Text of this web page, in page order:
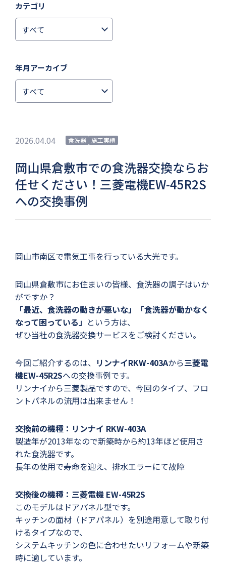
カテゴリ
年月アーカイブ
2026.04.04 食洗器 施工実績
岡山県倉敷市での食洗器交換ならお
任せください！三菱電機EW-45R2S
への交換事例
岡山市南区で電気工事を行っている大光です。
岡山県倉敷市にお住まいの皆様、食洗器の調子はいか
がですか？
「最近、食洗器の動きが悪いな」「食洗器が動かなく
なって困っている」 という方は、
ぜひ当社の食洗器交換サービスをご検討ください。
今回ご紹介するのは、 リンナイRKW-403Aから三菱電
機EW-45R2Sへの交換事例です。
リンナイから三菱製品ですので、今回のタイプ、フロ
ントパネルの流用は出来ません！
交換前の機種：リンナイ RKW-403A
製造年が2013年なので新築時から約13年ほど使用さ
れた食洗器です。
長年の使用で寿命を迎え、排水エラーにて故障
交換後の機種：三菱電機 EW-45R2S
このモデルはドアパネル型です。
キッチンの面材（ドアパネル）を別途用意して取り付
けるタイプなので、
システムキッチンの色に合わせたいリフォームや新築
時に適しています。